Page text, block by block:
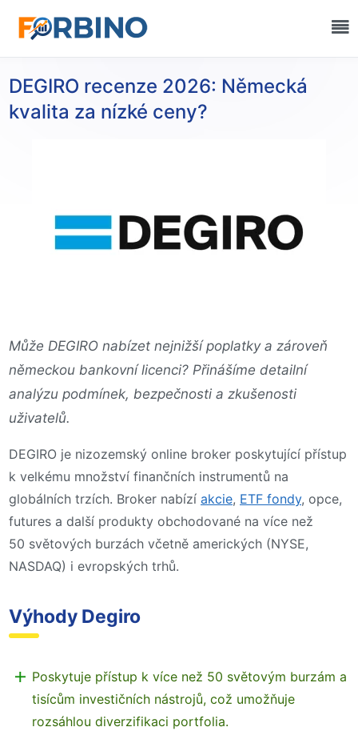
DEGIRO recenze 2026: Německá
kvalita za nízké ceny?
Může DEGIRO nabízet nejnižší poplatky a zároveň
německou bankovní licenci? Přinášíme detailní
analýzu podmínek, bezpečnosti a zkušenosti
uživatelů.
DEGIRO je nizozemský online broker poskytující přístup
k velkému množství finančních instrumentů na
globálních trzích. Broker nabízí akcie, ETF fondy, opce,
futures a další produkty obchodované na více než
50 světových burzách včetně amerických (NYSE,
NASDAQ) i evropských trhů.
Výhody Degiro
Poskytuje přístup k více než 50 světovým burzám a
tisícům investičních nástrojů, což umožňuje
rozsáhlou diverzifikaci portfolia.